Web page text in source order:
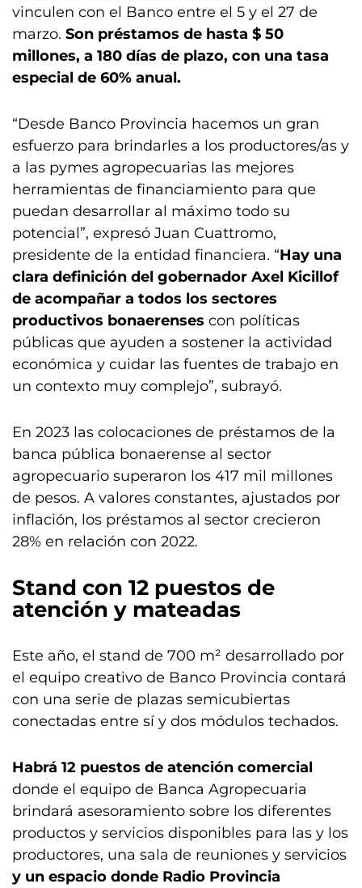
vinculen con el Banco entre el 5 y el 27 de
marzo. Son préstamos de hasta $ 50
millones, a 180 días de plazo, con una tasa
especial de 60% anual.
“Desde Banco Provincia hacemos un gran
esfuerzo para brindarles a los productores/as y
a las pymes agropecuarias las mejores
herramientas de financiamiento para que
puedan desarrollar al máximo todo su
potencial”, expresó Juan Cuattromo,
presidente de la entidad financiera. “Hay una
clara definición del gobernador Axel Kicillof
de acompañar a todos los sectores
productivos bonaerenses con políticas
públicas que ayuden a sostener la actividad
económica y cuidar las fuentes de trabajo en
un contexto muy complejo”, subrayó.
En 2023 las colocaciones de préstamos de la
banca pública bonaerense al sector
agropecuario superaron los 417 mil millones
de pesos. A valores constantes, ajustados por
inflación, los préstamos al sector crecieron
28% en relación con 2022.
Stand con 12 puestos de
atención y mateadas
Este año, el stand de 700 m² desarrollado por
el equipo creativo de Banco Provincia contará
con una serie de plazas semicubiertas
conectadas entre sí y dos módulos techados.
Habrá 12 puestos de atención comercial
donde el equipo de Banca Agropecuaria
brindará asesoramiento sobre los diferentes
productos y servicios disponibles para las y los
productores, una sala de reuniones y servicios
y un espacio donde Radio Provincia